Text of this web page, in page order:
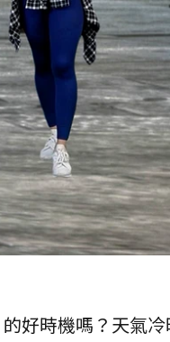
的好時機嗎？天氣